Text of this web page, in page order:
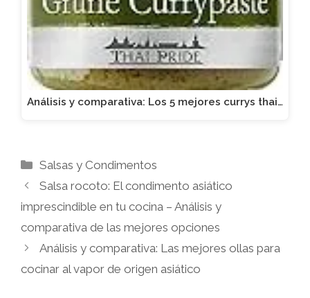
Análisis y comparativa: Los 5 mejores currys thai…
Categorías
Salsas y Condimentos
Salsa rocoto: El condimento asiático
imprescindible en tu cocina – Análisis y
comparativa de las mejores opciones
Análisis y comparativa: Las mejores ollas para
cocinar al vapor de origen asiático